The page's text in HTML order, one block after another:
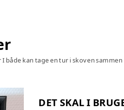
kan tage en tur i skoven
DET SKAL I